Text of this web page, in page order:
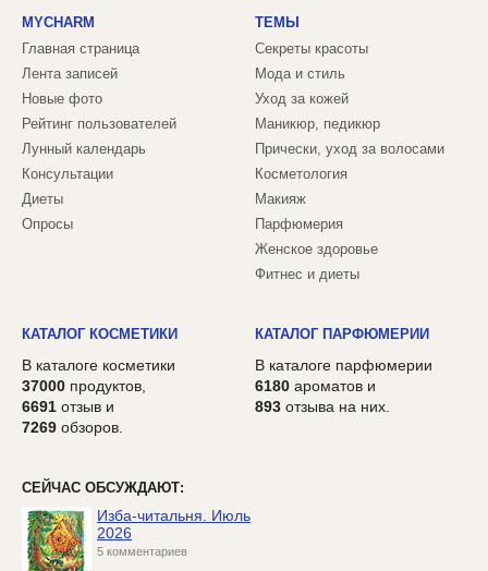
MYCHARM
Главная страница
Лента записей
Новые фото
Рейтинг пользователей
Лунный календарь
Консультации
Диеты
Опросы
ТЕМЫ
Секреты красоты
Мода и стиль
Уход за кожей
Маникюр, педикюр
Прически, уход за волосами
Косметология
Макияж
Парфюмерия
Женское здоровье
Фитнес и диеты
КАТАЛОГ КОСМЕТИКИ
В каталоге косметики
37000 продуктов,
6691 отзыв и
7269 обзоров.
КАТАЛОГ ПАРФЮМЕРИИ
В каталоге парфюмерии
6180 ароматов и
893 отзыва на них.
СЕЙЧАС ОБСУЖДАЮТ:
Изба-читальня. Июль
2026
5 комментариев